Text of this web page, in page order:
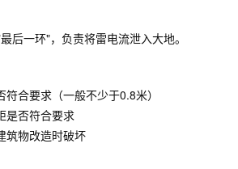
后一环"，负责将雷电流泄入大地。
合要求（一般不少于0.8米）
是否符合要求
筑物改造时破坏